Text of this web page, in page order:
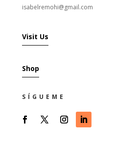
isabelremohi@gmail.com
Visit Us
Shop
SÍGUEME